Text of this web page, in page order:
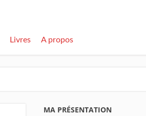
Livres A propos
MA PRÉSENTATION